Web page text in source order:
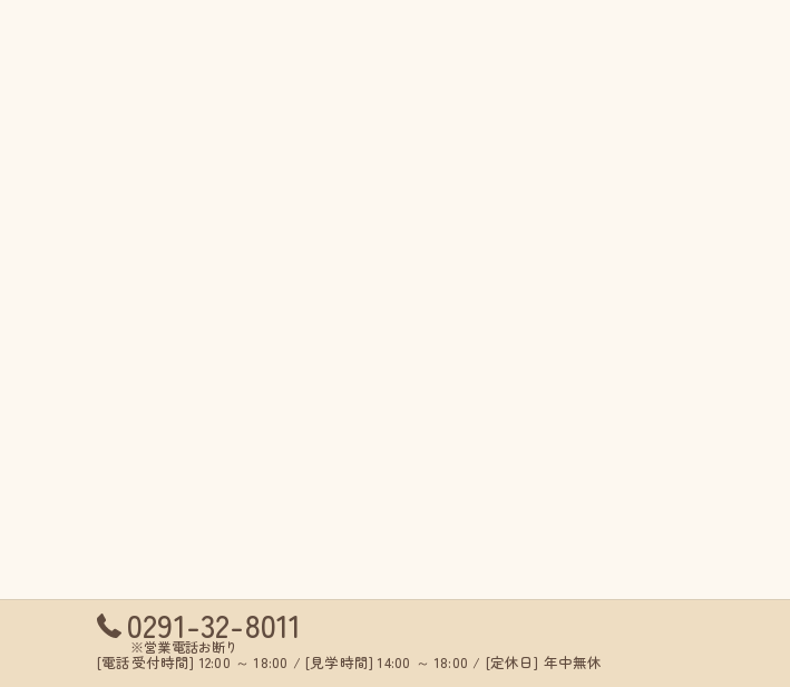
0291-32-8011
※営業電話お断り
[電話受付時間] 12:00 ～ 18:00 / [見学時間] 14:00 ～ 18:00 / [定休日] 年中無休